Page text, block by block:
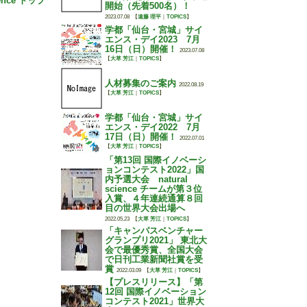
開始（先着500名）！
2023.07.08 【遠藤 理平 TOPICS】
学都「仙台・宮城」サイ
エンス・デイ2023 7月
16日（日）開催！
2023.07.08
【大草 芳江 TOPICS】
人材募集のご案内 2022.08.19
【大草 芳江 TOPICS】
学都「仙台・宮城」サイ
エンス・デイ2022 7月
17日（日）開催！
2022.07.01
【大草 芳江 TOPICS】
「第13回 国際イノベーシ
ョンコンテスト2022」国
内予選大会 natural
science チームが第３位
入賞、４年連続通算８回
目の世界大会出場へ
2022.05.23 【大草 芳江 TOPICS】
「キャンパスベンチャー
グランプリ2021」 東北大
会で最優秀賞、全国大会
で日刊工業新聞社賞を受
賞 2022.03.09 【大草 芳江 TOPICS】
【プレスリリース】「第
12回 国際イノベーション
コンテスト2021」世界大